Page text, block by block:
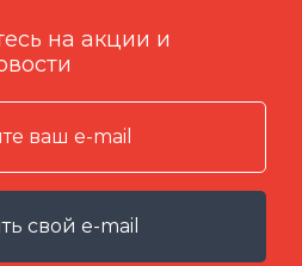
на акции и
свой e-mail